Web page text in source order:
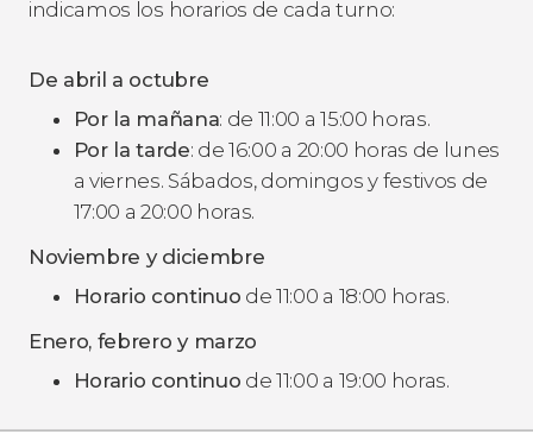
indicamos los horarios de cada turno:
De abril a octubre
Por la mañana: de 11:00 a 15:00 horas.
Por la tarde: de 16:00 a 20:00 horas de lunes
a viernes. Sábados, domingos y festivos de
17:00 a 20:00 horas.
Noviembre y diciembre
Horario continuo de 11:00 a 18:00 horas.
Enero, febrero y marzo
Horario continuo de 11:00 a 19:00 horas.